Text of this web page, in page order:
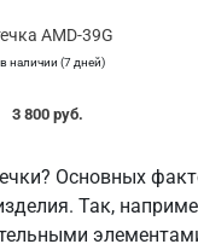
AMD-39G
в наличии (7 дней)
3 800 руб.
Основных
Так,